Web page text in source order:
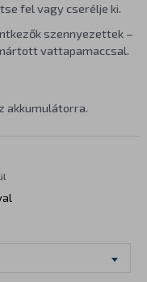
fel vagy cserélje ki.
szennyezettek –
vattapamaccsal.
akkumulátorra.